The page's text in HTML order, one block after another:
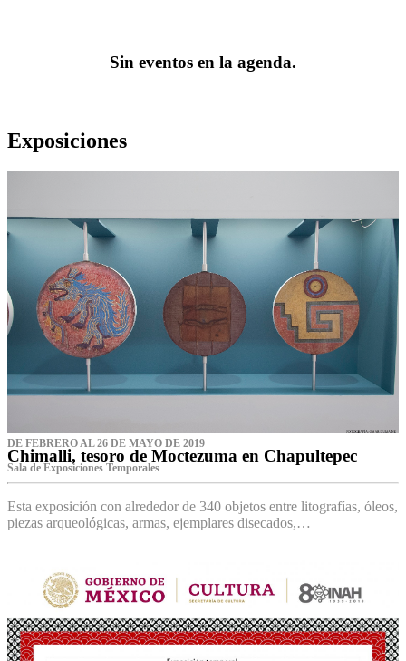
Sin eventos en la agenda.
Exposiciones
DE FEBRERO AL 26 DE MAYO DE 2019
Chimalli, tesoro de Moctezuma en Chapultepec
Sala de Exposiciones Temporales
Esta exposición con alrededor de 340 objetos entre litografías, óleos,
piezas arqueológicas, armas, ejemplares disecados,…